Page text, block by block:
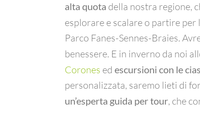
alta quota della nostra regione,
esplorare e scalare o partire per
Parco Fanes-Sennes-Braies.
benessere. E in inverno da noi
Corones edescursioni con le
personalizzata, saremo lieti di
un’esperta guida per tour, che